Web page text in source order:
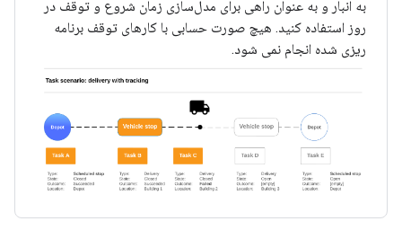
به انبار و به عنوان راهی برای مدل‌سازی زمان شروع و توقف در
روز استفاده کنید. هیچ صورت حسابی با کارهای توقف برنامه
ریزی شده انجام نمی شود.